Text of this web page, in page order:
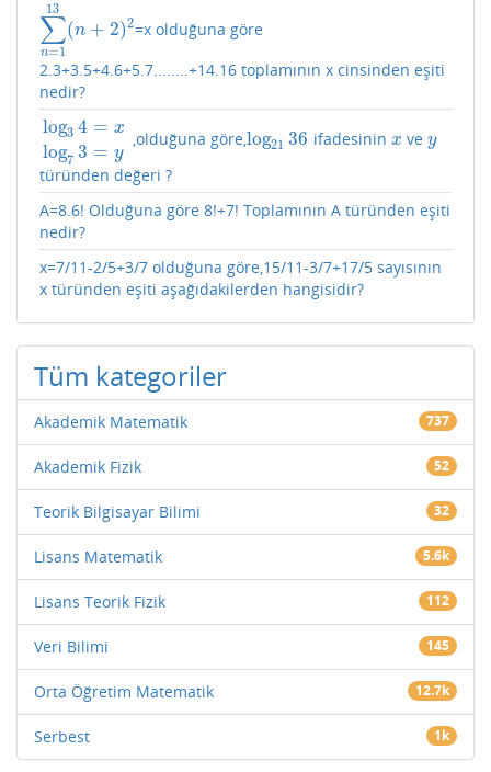
∑
n=1
13
(n + 2)2
∑n 113(n +2)2=x olduğuna göre
2.3+3.5+4.6+5.7........+14.16 toplamının x cinsinden eşiti
nedir?
log3 4 = x
log7 3 = y
log34 = 3=y
,olduğuna göre,log21 36
log21 36 ifadesinin x
x vey
y
türünden değeri ?
A=8.6! Olduğuna göre 8!+7! Toplamının A türünden eşiti
nedir?
x=7/11-2/5+3/7 olduğuna göre,15/11-3/7+17/5 sayısının
x türünden eşiti aşağıdakilerden hangisidir?
Tüm kategoriler
Akademik Matematik 737
Akademik Fizik 52
Teorik Bilgisayar Bilimi 32
Lisans Matematik 5.6k
Lisans Teorik Fizik 112
Veri Bilimi 145
Orta Öğretim Matematik 12.7k
Serbest 1k